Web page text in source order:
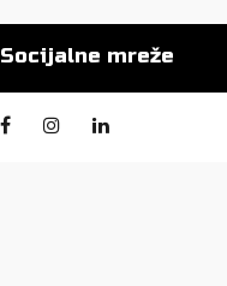
Socijalne mreže